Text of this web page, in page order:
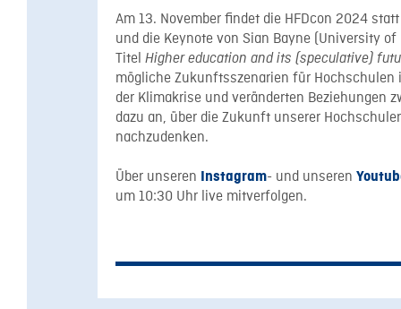
Am 13. November findet die HFDcon 2024
und die Keynote von Sian Bayne (University
Titel Higher education and its (speculative)
mögliche Zukunftsszenarien für Hochschulen
der Klimakrise und veränderten Beziehungen
dazu an, über die Zukunft unserer
nachzudenken.
Über unseren Instagram- und unseren
um 10:30 Uhr live mitverfolgen.